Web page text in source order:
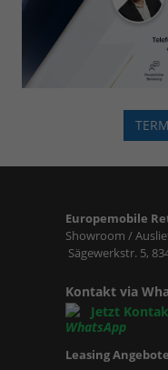
Europemobile
Showroom /
Sägewerkstr. 5,
Kontakt via
Jetzt
Leasing Angebote